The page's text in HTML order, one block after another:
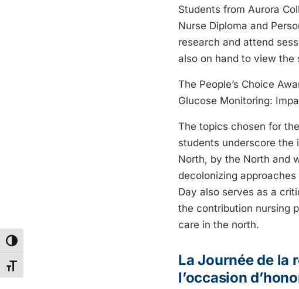
Toggle High Contrast
Toggle Font size
Students from Aurora
Nurse Diploma and
research and attend
also on hand to view the
The People’s Choice
Glucose Monitoring:
The topics chosen for
students underscore the
North, by the North and
decolonizing
Day also serves as a
the contribution nursing
care in the north.
La Journée de la
l’occasion